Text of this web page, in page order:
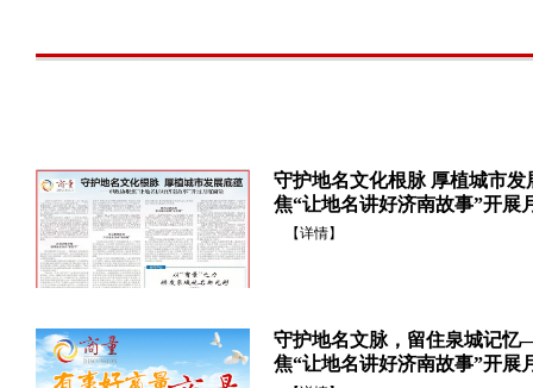
守护地名文化根脉 厚植城市
焦“让地名讲好济南故事”开展
【详情】
守护地名文脉，留住泉城记
焦“让地名讲好济南故事”开展